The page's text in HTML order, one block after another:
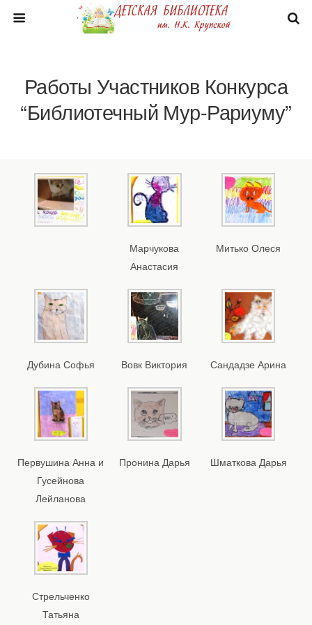
Работы Участников Конкурса
“Библиотечный Мур-Рариуму”
Марчукова
Анастасия
Митько Олеся
Дубина Софья Вовк Виктория Сандадзе Арина
Первушина Анна и
Гусейнова
Лейланова
Пронина Дарья Шматкова Дарья
Стрельченко
Татьяна